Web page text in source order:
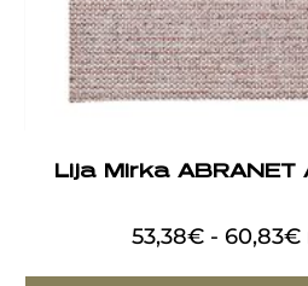
Lija Mirka ABRANET
53,38€ - 60,83€